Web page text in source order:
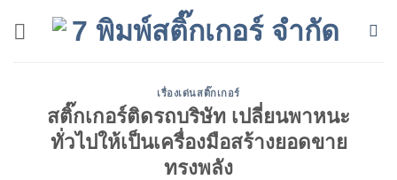
เรื่องเด่นสติ๊กเกอร์
สติ๊กเกอร์ติดรถบริษัท เปลี่ยนพาหนะ
ทั่วไปให้เป็นเครื่องมือสร้างยอดขาย
ทรงพลัง